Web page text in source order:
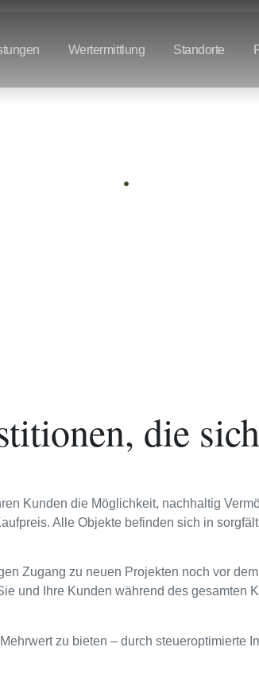
Wertermittlung Standorte
Home
die
Kunden die Möglichkeit, nachhaltig
Alle Objekte befinden sich in
Zugang zu neuen Projekten noch vor
und Ihre Kunden während des gesamten
zu bieten – durch steueroptimierte